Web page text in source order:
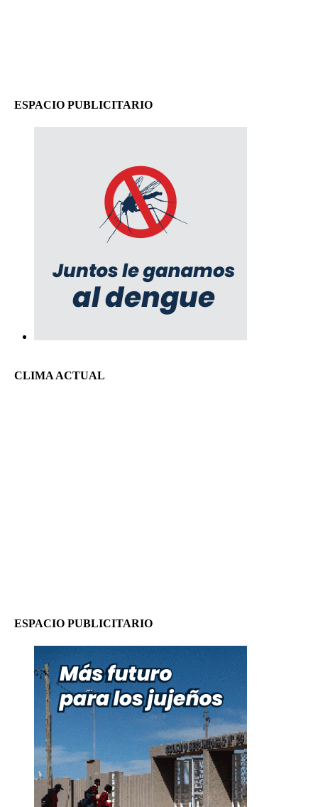
ESPACIO PUBLICITARIO
CLIMA ACTUAL
ESPACIO PUBLICITARIO